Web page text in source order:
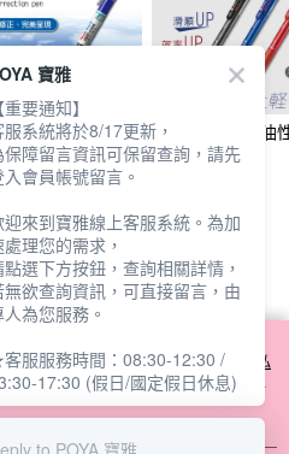
飛龍 萬能型極細
Pentel飛龍 輕油
筆
排行
使用 cookie 方式之詳情，及若您不希
腦的 cookie 設定，請參閱本網站「
隱私
本網站即表示您同意本公司得按本網站使
寶雅
【重要通知】
服系統將於8/17更新，
保障留言資訊可保留查詢，請先
入會員帳號留言。
迎來到寶雅線上客服系統。為加
處理您的需求，
點選下方按鈕，查詢相關詳情，
無欲查詢資訊，可直接留言，由
為您服務。
服服務時間：08:30-12:30 /
17:30 (假日/國定假日休息)
to POYA 寶雅